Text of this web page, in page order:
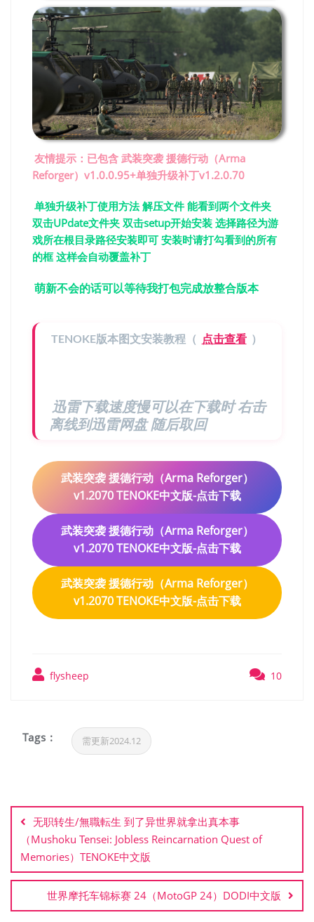
友情提示：已包含 武装突袭 援德行动（Arma
Reforger）v1.0.0.95+单独升级补丁v1.2.0.70
单独升级补丁使用方法 解压文件 能看到两个文件夹
双击UPdate文件夹 双击setup开始安装 选择路径为游
戏所在根目录路径安装即可 安装时请打勾看到的所有
的框 这样会自动覆盖补丁
萌新不会的话可以等待我打包完成放整合版本
TENOKE版本图文安装教程（ 点击查看 ）
迅雷下载速度慢可以在下载时 右击
离线到迅雷网盘 随后取回
武装突袭 援德行动（Arma Reforger）
v1.2070 TENOKE中文版-点击下载
武装突袭 援德行动（Arma Reforger）
v1.2070 TENOKE中文版-点击下载
武装突袭 援德行动（Arma Reforger）
v1.2070 TENOKE中文版-点击下载
flysheep 10
Tags : 需更新2024.12
章
导 无职转生/無職転生 到了异世界就拿出真本事
（Mushoku Tensei: Jobless Reincarnation Quest of
Memories）TENOKE中文版
世界摩托车锦标赛 24（MotoGP 24）DODI中文版